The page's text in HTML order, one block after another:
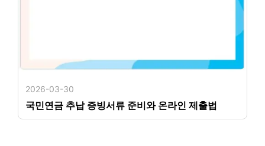
2026-03-30
국민연금 추납 증빙서류 준비와 온라인 제출법